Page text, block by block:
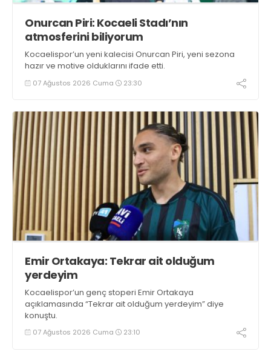
Onurcan Piri: Kocaeli Stadı’nın
atmosferini biliyorum
Kocaelispor’un yeni kalecisi Onurcan Piri, yeni sezona
hazır ve motive olduklarını ifade etti.
07 Ağustos 2026 Cuma 23:30
Emir Ortakaya: Tekrar ait olduğum
yerdeyim
Kocaelispor’un genç stoperi Emir Ortakaya
açıklamasında “Tekrar ait olduğum yerdeyim” diye
konuştu.
07 Ağustos 2026 Cuma 23:10